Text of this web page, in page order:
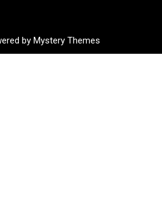
by Mystery Themes